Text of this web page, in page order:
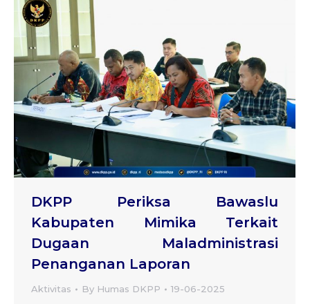
DKPP Periksa Bawaslu
Kabupaten Mimika Terkait
Dugaan Maladministrasi
Penanganan Laporan
Aktivitas By Humas DKPP 19-06-2025